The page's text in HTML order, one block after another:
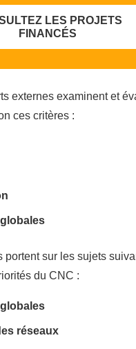
LES PROJETS
FINANCÉS
externes examinentet
ces critères :
portent sur les sujets
du CNC :
globales
réseaux